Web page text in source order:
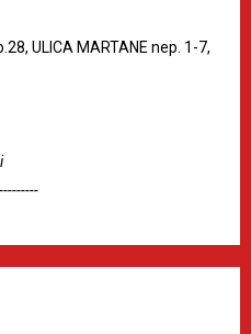
ULICA MARTANE nep. 1-7,